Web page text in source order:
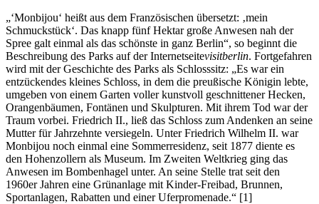
„‘Monbijou‘ heißt aus dem Französischen übersetzt: ‚mein
Schmuckstück‘. Das knapp fünf Hektar große Anwesen nah der
Spree galt einmal als das schönste in ganz Berlin“, so beginnt die
Beschreibung des Parks auf der Internetseitevisitberlin. Fortgefahren
wird mit der Geschichte des Parks als Schlosssitz: „Es war ein
entzückendes kleines Schloss, in dem die preußische Königin lebte,
umgeben von einem Garten voller kunstvoll geschnittener Hecken,
Orangenbäumen, Fontänen und Skulpturen. Mit ihrem Tod war der
Traum vorbei. Friedrich II., ließ das Schloss zum Andenken an seine
Mutter für Jahrzehnte versiegeln. Unter Friedrich Wilhelm II. war
Monbijou noch einmal eine Sommerresidenz, seit 1877 diente es
den Hohenzollern als Museum. Im Zweiten Weltkrieg ging das
Anwesen im Bombenhagel unter. An seine Stelle trat seit den
1960er Jahren eine Grünanlage mit Kinder-Freibad, Brunnen,
Sportanlagen, Rabatten und einer Uferpromenade.“ [1]